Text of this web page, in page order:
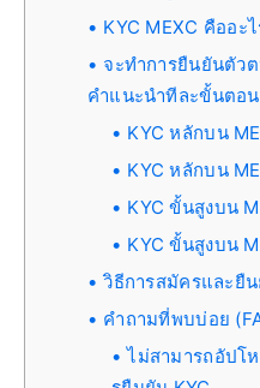
KYC MEXC คืออะไ
จะทำการยืนยันตัว
คำแนะนำทีละขั้นตอน
KYC หลักบน
KYC หลักบน
KYC ขั้นสูงบน
KYC ขั้นสูงบน
วิธีการสมัครและยื
คำถามที่พบบ่อย
ไม่สามารถอัปโ